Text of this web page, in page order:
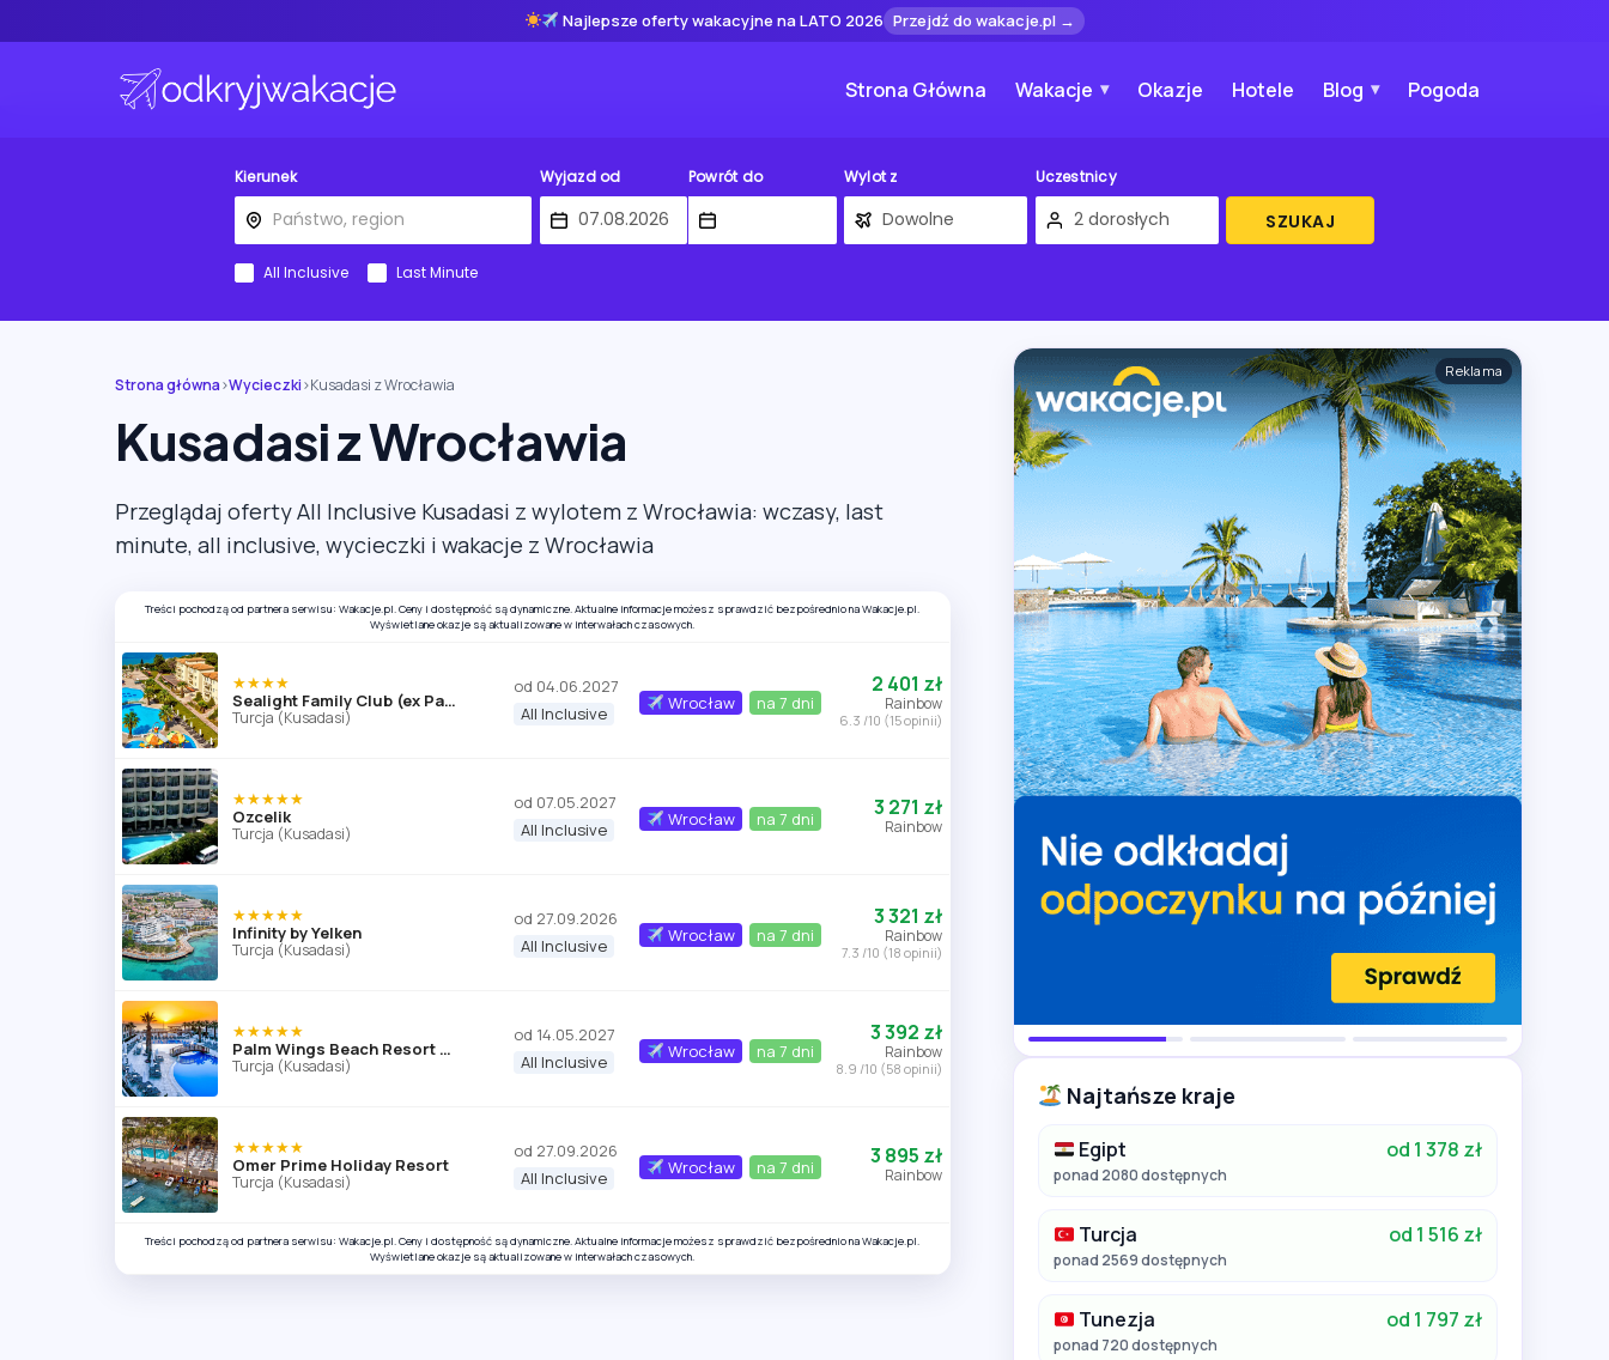
Najlepsze oferty wakacyjne na LATO 2026 Przejdź do wakacje.pl →
Strona Główna Wakacje Okazje Hotele Blog Pogoda
Kierunek Wyjazd od Powrót do Wylot z Uczestnicy
SZUKAJ
All Inclusive Last Minute
Strona główna›Wycieczki›Kusadasi z Wrocławia
Kusadasi z Wrocławia
Przeglądaj oferty All Inclusive Kusadasi z wylotem z Wrocławia: wczasy, last
minute, all inclusive, wycieczki i wakacje z Wrocławia
Treści pochodzą od partnera serwisu: Wakacje.pl. Ceny i dostępność są dynamiczne. Aktualne informacje możesz sprawdzić bezpośrednio na Wakacje.pl.
Wyświetlane okazje są aktualizowane w interwałach czasowych.
★★★★
Sealight Family Club (ex Palmin Sunset Plaza)
Turcja (Kusadasi)
od 04.06.2027
All Inclusive
Wrocław na 7 dni
2 401 zł
Rainbow
6.3 /10 (15 opinii)
★★★★★
Ozcelik
Turcja (Kusadasi)
od 07.05.2027
All Inclusive
Wrocław na 7 dni 3 271 zł
Rainbow
★★★★★
Infinity by Yelken
Turcja (Kusadasi)
od 27.09.2026
All Inclusive
Wrocław na 7 dni
3 321 zł
Rainbow
7.3 /10 (18 opinii)
★★★★★
Palm Wings Beach Resort & SPA (Kusadasi)
Turcja (Kusadasi)
od 14.05.2027
All Inclusive
Wrocław na 7 dni
3 392 zł
Rainbow
8.9 /10 (58 opinii)
★★★★★
Omer Prime Holiday Resort
Turcja (Kusadasi)
od 27.09.2026
All Inclusive
Wrocław na 7 dni 3 895 zł
Rainbow
Treści pochodzą od partnera serwisu: Wakacje.pl. Ceny i dostępność są dynamiczne. Aktualne informacje możesz sprawdzić bezpośrednio na Wakacje.pl.
Wyświetlane okazje są aktualizowane w interwałach czasowych.
Reklama
Najtańsze kraje
Egipt od 1 378 zł
ponad 2080 dostępnych
Turcja od 1 516 zł
ponad 2569 dostępnych
Tunezja od 1 797 zł
ponad 720 dostępnych